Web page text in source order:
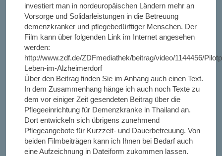
investiert man in nordeuropäischen Ländern mehr an
Vorsorge und Solidarleistungen in die Betreuung
demenzkranker und pflegebedürftiger Menschen. Der
Film kann über folgenden Link im Internet angesehen
werden:
http://www.zdf.de/ZDFmediathek/beitrag/video/1144456/
Leben-im-Alzheimerdorf
Über den Beitrag finden Sie im Anhang auch einen Text.
In dem Zusammenhang hänge ich auch noch Texte zu
dem vor einiger Zeit gesendeten Beitrag über die
Pflegeeinrichtung für Demenzkranke in Thailand an.
Dort entwickeln sich übrigens zunehmend
Pflegeangebote für Kurzzeit- und Dauerbetreuung. Von
beiden Filmbeiträgen kann ich Ihnen bei Bedarf auch
eine Aufzeichnung in Dateiform zukommen lassen.